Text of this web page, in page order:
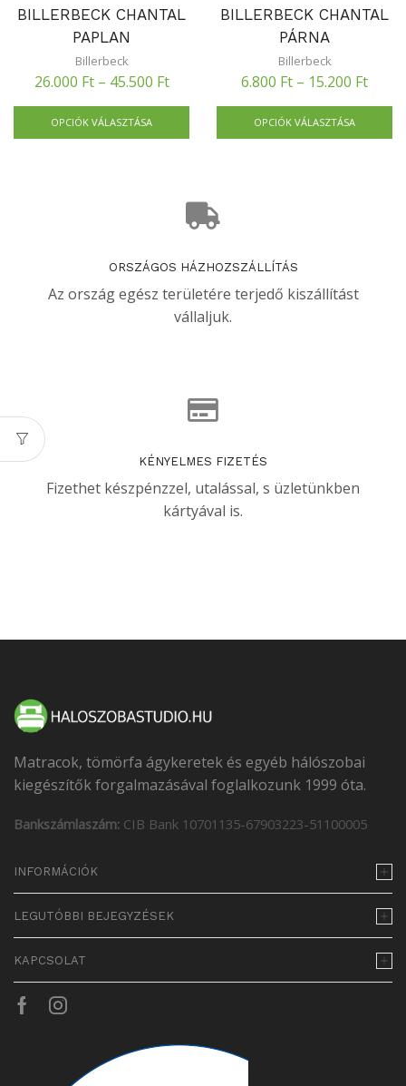
BILLERBECK CHANTAL
PAPLAN
Billerbeck
26.000 Ft– 45.500 Ft
OPCIÓK VÁLASZTÁSA
BILLERBECK CHANTAL
PÁRNA
Billerbeck
6.800 Ft – 15.200 Ft
OPCIÓK VÁLASZTÁSA
ORSZÁGOS HÁZHOZSZÁLLÍTÁS
Az ország egész területére terjedő kiszállítást
vállaljuk.
KÉNYELMES FIZETÉS
Fizethet készpénzzel, utalással, s üzletünkben
kártyával is.
Matracok, tömörfa ágykeretek és egyéb hálószobai
kiegészítők forgalmazásával foglalkozunk 1999 óta.
Bankszámlaszám: CIB Bank 10701135-67903223-51100005
INFORMÁCIÓK
LEGUTÓBBI BEJEGYZÉSEK
KAPCSOLAT
FacebookInstagram